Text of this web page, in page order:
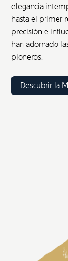
elegancia
hasta el primer
precisión e
han adornado
pioneros.
Descubrir la